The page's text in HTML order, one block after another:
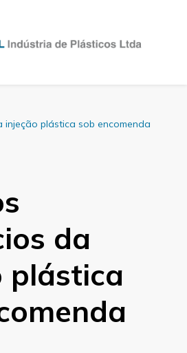
injeção plástica sob encomenda
da
plástica